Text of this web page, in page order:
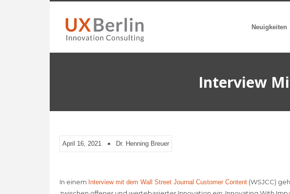
Neuigkeiten
Interview
April 16, 2021 Dr. Henning Breuer
In einem Interview mit dem Wall Street Journal Customer Content (WSJCC)